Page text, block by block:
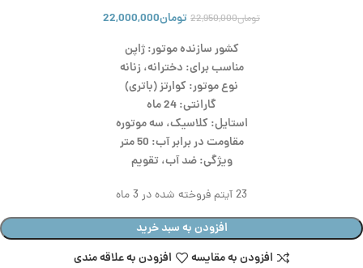
تومان22,950,000 تومان22,000,000
کشور سازنده موتور: ژاپن
مناسب برای: دخترانه، زنانه
نوع موتور: کوارتز (باتری)
گارانتی: 24 ماه
استایل: کلاسیک، سه موتوره
مقاومت در برابر آب: 50 متر
ویژگی: ضد آب، تقویم
23آیتم فروخته شده در 3 ماه
افزودن به سبد خرید
افزودن به مقایسه
افزودن به علاقه مندی